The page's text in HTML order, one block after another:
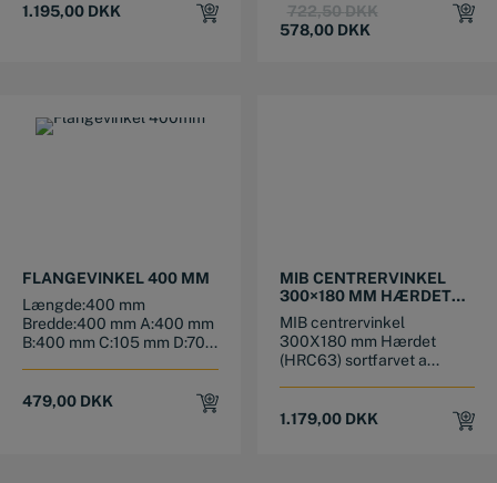
1.195,00 DKK 722,50DKKOriginal
578,00 DKK
Current
FLANGEVINKEL 400 MM
Længde:400 mm
Bredde:400 mm A:400 mm
B:400 mm C:105 mm D:70...
479,00 DKK
MIB CENTRERVINKEL
300×180 MM HÆRDET
SORTFARVET
ALUMINIUM
MIB centrervinkel
300X180 mm Hærdet
(HRC63) sortfarvet a...
1.179,00 DKK